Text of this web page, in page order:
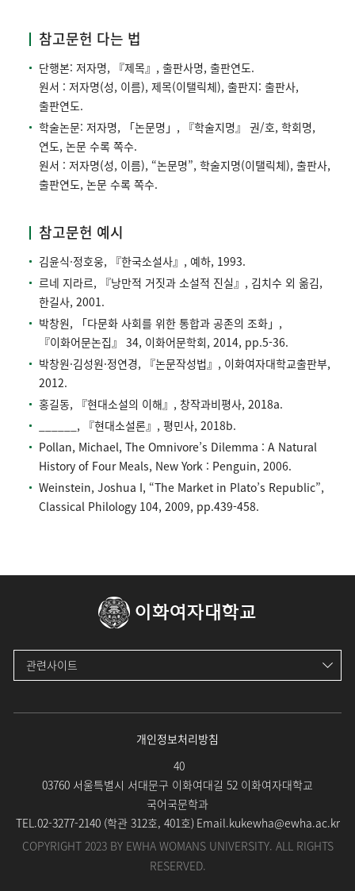
참고문헌 다는 법
단행본: 저자명, 『제목』, 출판사명, 출판연도.
원서 : 저자명(성, 이름), 제목(이탤릭체), 출판지: 출판사,
출판연도.
학술논문: 저자명, 「논문명」, 『학술지명』 권/호, 학회명,
연도, 논문 수록 쪽수.
원서 : 저자명(성, 이름), “논문명”, 학술지명(이탤릭체), 출판사,
출판연도, 논문 수록 쪽수.
참고문헌 예시
김윤식·정호웅, 『한국소설사』, 예하, 1993.
르네 지라르, 『낭만적 거짓과 소설적 진실』, 김치수 외 옮김,
한길사, 2001.
박창원, 「다문화 사회를 위한 통합과 공존의 조화」,
『이화어문논집』 34, 이화어문학회, 2014, pp.5-36.
박창원·김성원·정연경, 『논문작성법』, 이화여자대학교출판부,
2012.
홍길동, 『현대소설의 이해』, 창작과비평사, 2018a.
______, 『현대소설론』, 평민사, 2018b.
Pollan, Michael, The Omnivore’s Dilemma : A Natural
History of Four Meals, New York : Penguin, 2006.
Weinstein, Joshua I, “The Market in Plato’s Republic”,
Classical Philology 104, 2009, pp.439-458.
이화여자대학교
관련사이트
개인정보처리방침
40
03760 서울특별시 서대문구 이화여대길 52 이화여자대학교
국어국문학과
TEL.02-3277-2140 (학관 312호, 401호) Email.kukewha@ewha.ac.kr
COPYRIGHT 2023 BY EWHA WOMANS UNIVERSITY. ALL RIGHTS
RESERVED.